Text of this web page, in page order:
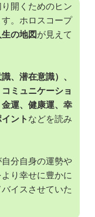
開くためのヒン
。ホロスコープ
の地図が見えて
、潜在意識）、
ミュニケーショ
運、健康運、幸
ント などを読み
分自身の運勢や
り幸せに豊かに
イスさせていた